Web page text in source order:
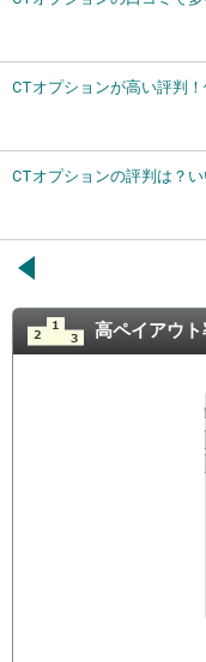
CTオプションが高い評判
CTオプションの評判は？
←
高ペイアウト